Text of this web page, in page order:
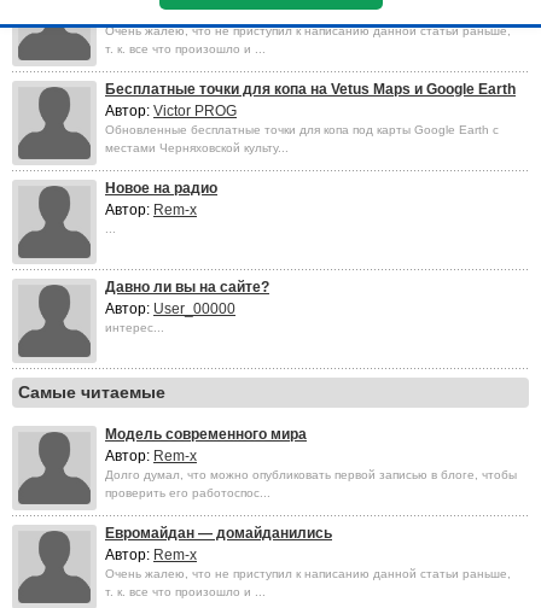
Rem-x
Очень жалею, что не приступил к написанию данной статьи раньше,
т. к. все что произошло и ...
Бесплатные точки для копа на Vetus Maps и Google Earth
Автор: Victor PROG
Обновленные бесплатные точки для копа под карты Google Earth с
местами Черняховской культу...
Новое на радио
Автор: Rem-x
Давно ли вы на сайте?
Автор: User_00000
интерес...
Самые читаемые
Модель современного мира
Автор: Rem-x
Долго думал, что можно опубликовать первой записью в блоге, чтобы
проверить его работоспос...
Евромайдан — домайданились
Автор: Rem-x
Очень жалею, что не приступил к написанию данной статьи раньше,
т. к. все что произошло и ...